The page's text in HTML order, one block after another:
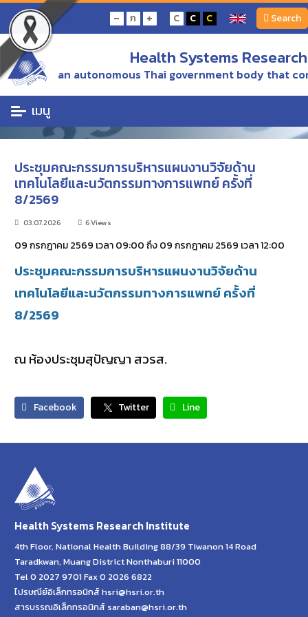
- ก + C C C Search
Health Systems
an autonomous Thai government body that
เมนู
หน้าแรก
Calendar of events
ประชุมคณะกรรมการบริหารแผนงานวิจัยด้านเทคโนโลยีและนวัตกรรมทางการแพทย์ ครั้ง
ที่ 8/2569
Calendar of events
ประชุมคณะกรรมการบริหารแผนงานวิจัยด้าน
เทคโนโลยีและนวัตกรรมทางการแพทย์ ครั้งที่
8/2569
03.07.2026 6 Views
09 กรกฎาคม 2569 เวลา 09:00 ถึง 09 กรกฎาคม 2569 เวลา 12:00
ประชุมคณะกรรมการบริหารแผนงานวิจัยด้าน
เทคโนโลยีและนวัตกรรมทางการแพทย์ ครั้งที่
8/2569
ณ ห้องประชุมสุปัญญา สวรส.
Facebook Twitter Line
Health Systems Research Institute
4th Floor, National Health Building 88/39 Tiwanon 14 Road
Taradkwan, Muang District Nonthaburi 11000
Tel 0 2027 9701 Fax 0 2026 6822
ไปรษณีย์อิเล็กทรอนิกส์ hsri@hsri.or.th
สารบรรณอิเล็กทรอนิกส์ saraban@hsri.or.th